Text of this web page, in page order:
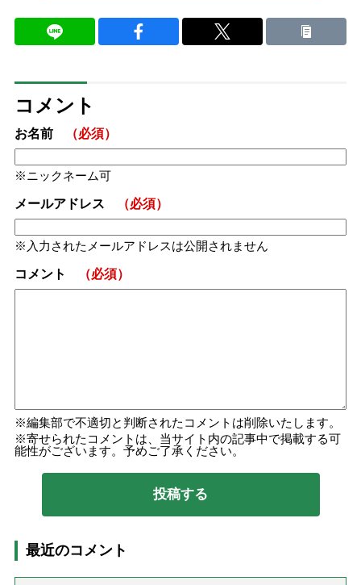
コメント
お名前 （必須）
ニックネーム可
メールアドレス （必須）
入力されたメールアドレスは公開されません
コメント （必須）
編集部で不適切と判断されたコメントは削除いたします。
寄せられたコメントは、当サイト内の記事中で掲載する可
能性がございます。予めご了承ください。
最近のコメント